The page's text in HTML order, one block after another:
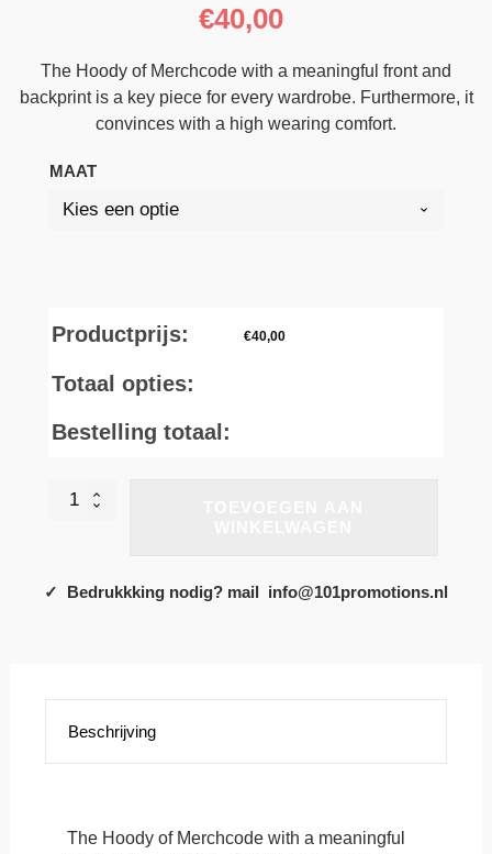
€40,00
The Hoody of Merchcode with a meaningful front and
backprint is a key piece for every wardrobe. Furthermore, it
convinces with a high wearing comfort.
MAAT
Productprijs: €40,00
Totaal opties:
Bestelling totaal:
Georgetown
✓ Bedrukkking nodig? mail info@101promotions.nl
Beschrijving
The Hoody of Merchcode with a meaningful